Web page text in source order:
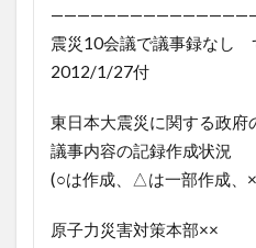
震災10会議で議事録なし
2012/1/27付
東日本大震災に関する政府
議事内容の記録作成状況
(○は作成、△は一部作成、
原子力災害対策本部××